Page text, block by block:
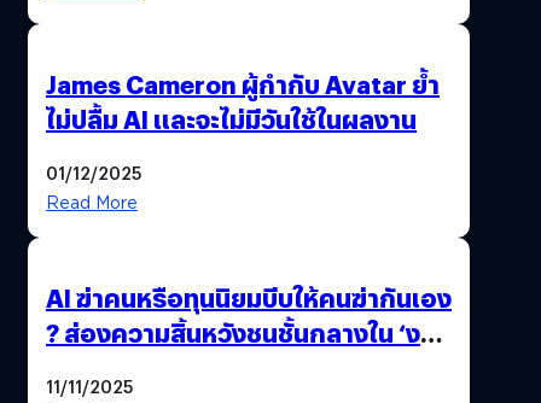
James Cameron ผู้กำกับ Avatar ย้ำ
ไม่ปลื้ม AI และจะไม่มีวันใช้ในผลงาน
01/12/2025
Read More
AI ฆ่าคนหรือทุนนิยมบีบให้คนฆ่ากันเอง
? ส่องความสิ้นหวังชนชั้นกลางใน ‘งาน
11/11/2025